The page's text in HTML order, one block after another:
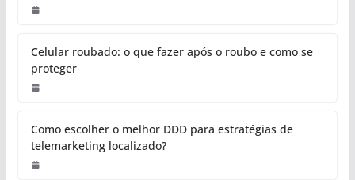
Celular roubado: o que fazer após o roubo e como se
proteger
Como escolher o melhor DDD para estratégias de
telemarketing localizado?